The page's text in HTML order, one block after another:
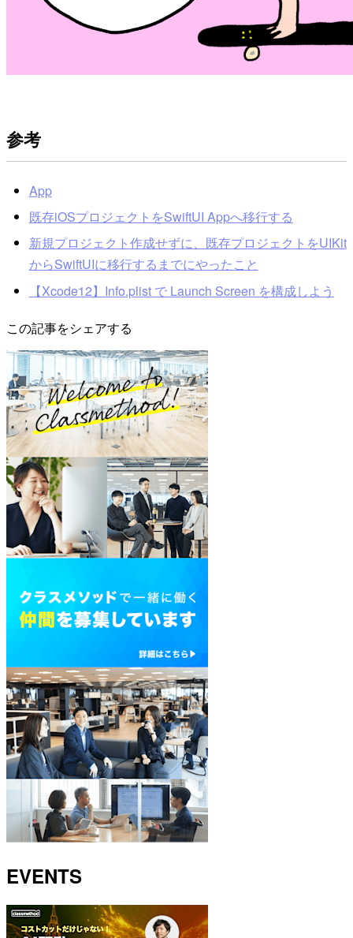
参考
App
既存iOSプロジェクトをSwiftUI Appへ移行する
新規プロジェクト作成せずに、既存プロジェクトをUIKit
からSwiftUIに移行するまでにやったこと
【Xcode12】Info.plist で Launch Screen を構成しよう
この記事をシェアする
EVENTS